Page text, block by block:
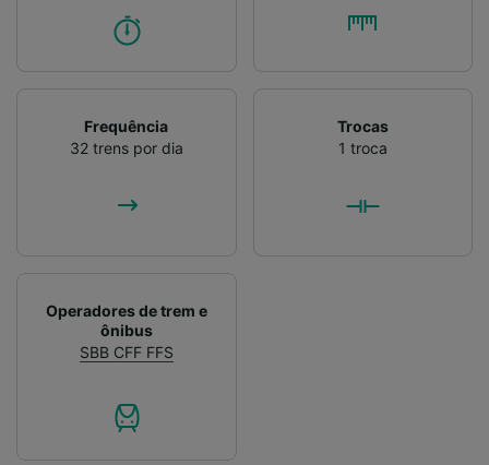
Frequência
32 trens por dia
Trocas
1 troca
Operadores de trem e
ônibus
SBB CFF FFS
Verificar ativamente as características do
dispositivo para identificação. Armazenar e/ou
de público e desenvolvimento de serviços..